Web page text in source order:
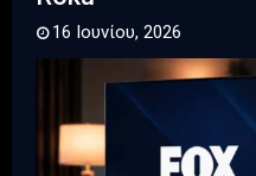
16 Ιουνίου, 2026